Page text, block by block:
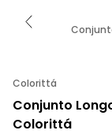
Colorittá
Conjunto
Colorittá